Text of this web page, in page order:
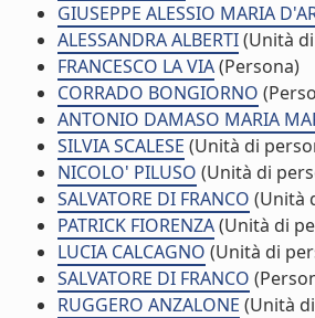
GIUSEPPE ALESSIO MARIA
ALESSANDRA ALBERTI(Unità
FRANCESCO LA VIA(Persona)
CORRADO BONGIORNO
ANTONIO DAMASO MARIA
SILVIA SCALESE (Unità di
NICOLO' PILUSO (Unità di
SALVATORE DI FRANCO (Unità
PATRICK FIORENZA(Unità di
LUCIA CALCAGNO (Unità di
SALVATORE DI FRANCO
RUGGERO ANZALONE (Unità